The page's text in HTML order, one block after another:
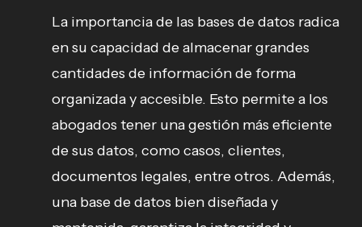
La importancia de las bases de datos radica
en su capacidad de almacenar grandes
cantidades de información de forma
organizada y accesible. Esto permite a los
abogados tener una gestión más eficiente
de sus datos, como casos, clientes,
documentos legales, entre otros. Además,
una base de datos bien diseñada y